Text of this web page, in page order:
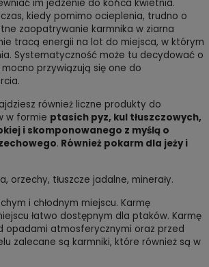
im jedzenie do końca kwietnia.
kiedy pomimo ocieplenia, trudno o
zaopatrywanie karmnika w ziarna
tracą energii na lot do miejsca, w którym
Systematyczność może tu decydować o
przywiązują się one do
również liczne produkty do
w formie ptasich pyz, kul tłuszczowych,
i skomponowanego z myślą o
. Również pokarm dla jeży i
orzechy, tłuszcze jadalne, minerały.
i chłodnym miejscu. Karmę
łatwo dostępnym dla ptaków. Karmę
opadami atmosferycznymi oraz przed
zalecane są karmniki, które również są w